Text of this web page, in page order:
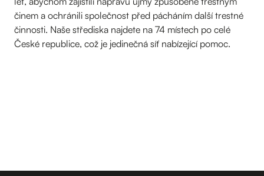
činem a ochránili společnost před pácháním další trestné
činnosti. Naše střediska najdete na 74 místech po celé
České republice, což je jedinečná síť nabízející pomoc.